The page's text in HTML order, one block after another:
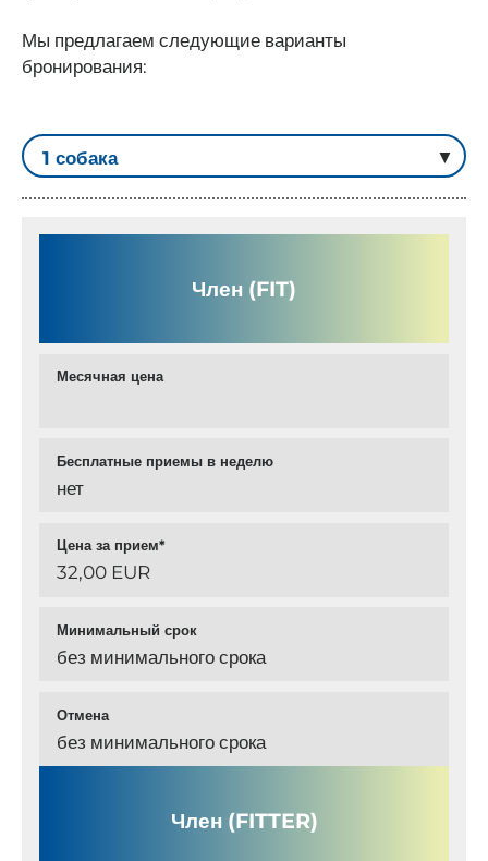
Мы предлагаем следующие варианты
бронирования:
Член (FIT)
Месячная цена
Бесплатные приемы в неделю
нет
Цена за прием*
32,00 EUR
Минимальный срок
без минимального срока
Отмена
без минимального срока
Член (FITTER)